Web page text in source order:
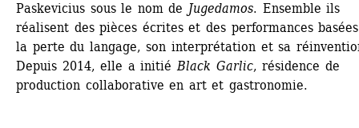
Paskevicius sous le nom de Jugedamos. Ensemble ils
réalisent des pièces écrites et des performances
la perte du langage, son interprétation et sa
Depuis 2014, elle a initié Black Garlic, résidence de
production collaborative en art et gastronomie.